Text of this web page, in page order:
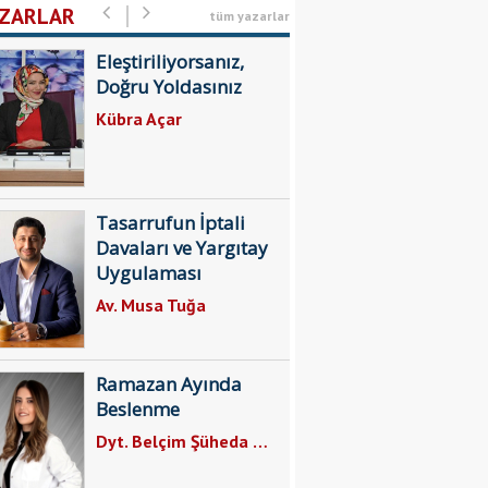
tüm yazarlar
Eleştiriliyorsanız,
Doğru Yoldasınız
Kübra Açar
Tasarrufun İptali
Davaları ve Yargıtay
Uygulaması
Av. Musa Tuğa
Ramazan Ayında
Beslenme
Dyt. Belçim Şüheda Gül